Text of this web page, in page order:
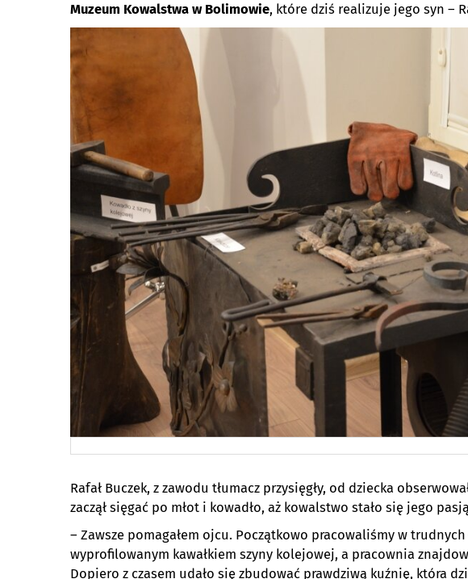
Muzeum Kowalstwa w Bolimowie, które dziś realizuje jego syn –
Rafał Buczek, z zawodu tłumacz przysięgły, od dziecka
zaczął sięgać po młot i kowadło, aż kowalstwo stało się jego
– Zawsze pomagałem ojcu. Początkowo pracowaliśmy w
wyprofilowanym kawałkiem szyny kolejowej, a pracownia
Dopiero z czasem udało się zbudować prawdziwą kuźnię, która